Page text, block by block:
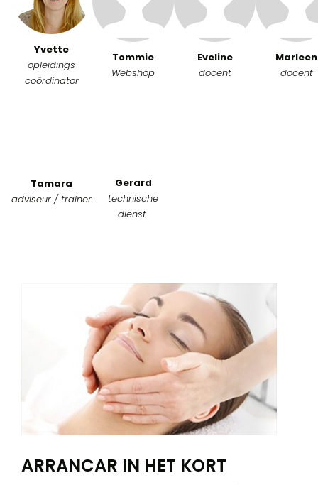
Yvette
opleidings
coördinator
Tommie
Webshop
Eveline
docent
Marleen
docent
Tamara
adviseur / trainer
Gerard
technische
dienst
ARRANCAR IN HET KORT